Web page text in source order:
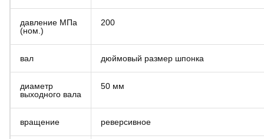
давление МПа
(ном.)
200
вал дюймовый размер шпонка
диаметр
выходного вала
50 мм
вращение реверсивное